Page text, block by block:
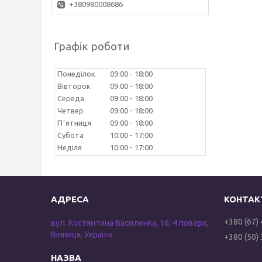
+380980008686
Графік роботи
Понеділок 09:00
18:00
Вівторок
09:00
18:00
Середа
09:00
18:00
Четвер
09:00
18:00
Пʼятниця
09:00
18:00
Субота
10:00
17:00
Неділя
10:00 17:00
вул. Костянтина Василенка, 16, 4 поверх,
Вінниця, Україна
+380 (67)
+380 (50)